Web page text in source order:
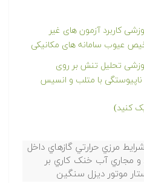
کاربرد آزمون های غیر
عیوب سامانه های مکانیکی
تحلیل تنش بر روی
با متلب و انسیس
کنید)
مرزي حرارتي گازهاي داخل
و مجاري آب خنک کاري بر
موتور ديزل سنگين